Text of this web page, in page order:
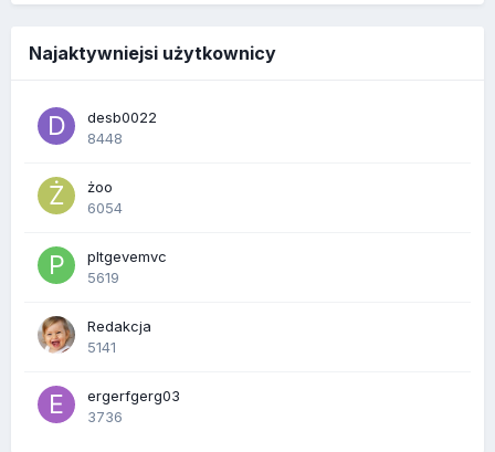
Najaktywniejsi użytkownicy
desb0022
8448
żoo
6054
pltgevemvc
5619
Redakcja
5141
ergerfgerg03
3736